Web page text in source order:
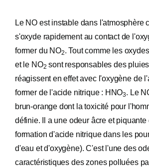
Le NO est instable dans l'atmosphère
s'oxyde rapidement au contact de
former du NO2. Tout comme les
et le NO2 sont responsables des
réagissent en effet avec l'oxygène de
former de l'acide nitrique : HNO3. Le
brun-orange dont la toxicité pour
définie. Il a une odeur âcre et piquante
formation d'acide nitrique dans les
d'eau et d'oxygène). C'est l'une des
caractéristiques des zones polluées